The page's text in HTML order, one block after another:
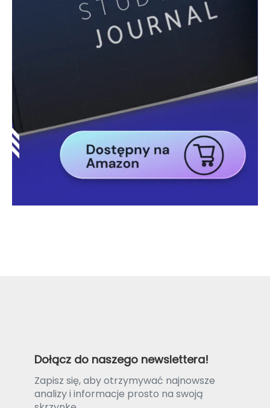
Dołącz do naszego newslettera!
Zapisz się, aby otrzymywać najnowsze
analizy i informacje prosto na swoją